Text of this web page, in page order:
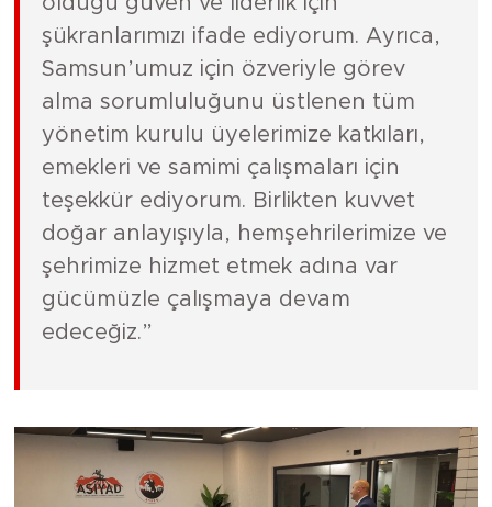
şükranlarımızı ifade ediyorum. Ayrıca,
Samsun’umuz için özveriyle görev
alma sorumluluğunu üstlenen tüm
yönetim kurulu üyelerimize katkıları,
emekleri ve samimi çalışmaları için
teşekkür ediyorum. Birlikten kuvvet
doğar anlayışıyla, hemşehrilerimize ve
şehrimize hizmet etmek adına var
gücümüzle çalışmaya devam
edeceğiz.”